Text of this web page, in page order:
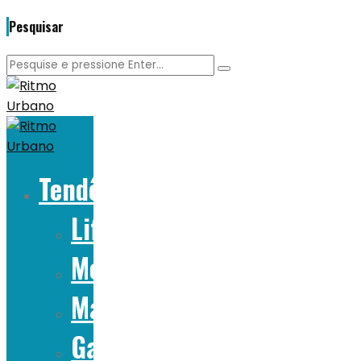
Pesquisar
Tendências
Lifestyle
Moda
Marcas
Gadgets